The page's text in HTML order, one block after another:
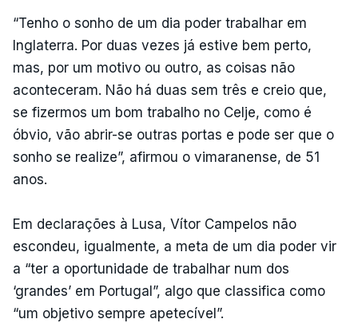
“Tenho o sonho de um dia poder trabalhar em
Inglaterra. Por duas vezes já estive bem perto,
mas, por um motivo ou outro, as coisas não
aconteceram. Não há duas sem três e creio que,
se fizermos um bom trabalho no Celje, como é
óbvio, vão abrir-se outras portas e pode ser que o
sonho se realize”, afirmou o vimaranense, de 51
anos.
Em declarações à Lusa, Vítor Campelos não
escondeu, igualmente, a meta de um dia poder vir
a “ter a oportunidade de trabalhar num dos
‘grandes’ em Portugal”, algo que classifica como
“um objetivo sempre apetecível”.